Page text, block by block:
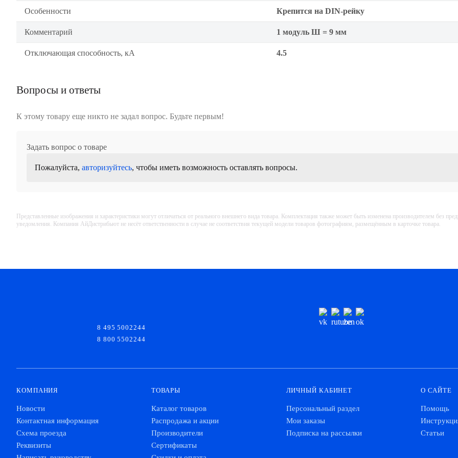
Особенности Крепится на DIN-рейку
Комментарий 1 модуль Ш = 9 мм
Отключающая способность, кА 4.5
Вопросы и ответы
К этому товару еще никто не задал вопрос. Будьте первым!
Задать вопрос о товаре
Пожалуйста, авторизуйтесь, чтобы иметь возможность оставлять вопросы.
Представленные изображения и характеристики могут отличаться от реального внешнего вида товара. Комплектация также может быть изменена производителем без
уведомления. Компания АйДистрибьют не несёт ответственности в случае не соответствия текущей модели товаров фотографиям, размещённым в карточке товара.
8 495 5002244
8 800 5502244
КОМПАНИЯ
Новости
Контактная информация
Схема проезда
Реквизиты
ТОВАРЫ
Каталог товаров
Распродажа и акции
Производители
Сертификаты
ЛИЧНЫЙ КАБИНЕТ
Персональный раздел
Мои заказы
Подписка на рассылки
О САЙТЕ
Помощь
Статьи